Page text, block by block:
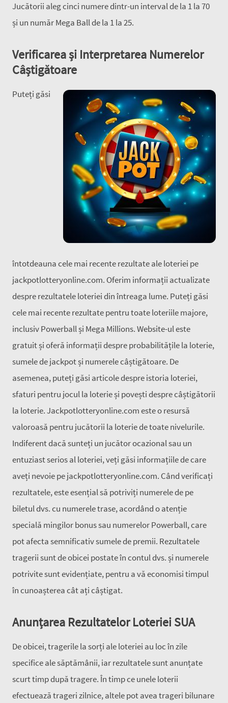
Jucătorii aleg cinci numere dintr-un interval de la 1 la 70
și un număr Mega Ball de la 1 la 25.
Verificarea și Interpretarea Numerelor
Câștigătoare
Puteți găsi
întotdeauna cele mai recente rezultate ale loteriei pe
jackpotlotteryonline.com. Oferim informații actualizate
despre rezultatele loteriei din întreaga lume. Puteți găsi
cele mai recente rezultate pentru toate loteriile majore,
inclusiv Powerball și Mega Millions. Website-ul este
gratuit și oferă informații despre probabilitățile la loterie,
sumele de jackpot și numerele câștigătoare. De
asemenea, puteți găsi articole despre istoria loteriei,
sfaturi pentru jocul la loterie și povești despre câștigătorii
la loterie. Jackpotlotteryonline.com este o resursă
valoroasă pentru jucătorii la loterie de toate nivelurile.
Indiferent dacă sunteți un jucător ocazional sau un
entuziast serios al loteriei, veți găsi informațiile de care
aveți nevoie pe jackpotlotteryonline.com. Când verificați
rezultatele, este esențial să potriviți numerele de pe
biletul dvs. cu numerele trase, acordând o atenție
specială mingilor bonus sau numerelor Powerball, care
pot afecta semnificativ sumele de premii. Rezultatele
tragerii sunt de obicei postate în contul dvs. și numerele
potrivite sunt evidențiate, pentru a vă economisi timpul
în cunoașterea cât ați câștigat.
Anunțarea Rezultatelor Loteriei SUA
De obicei, tragerile la sorți ale loteriei au loc în zile
specifice ale săptămânii, iar rezultatele sunt anunțate
scurt timp după tragere. În timp ce unele loterii
efectuează trageri zilnice, altele pot avea trageri bilunare